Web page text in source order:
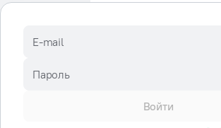
E-mail
Пароль
Войти